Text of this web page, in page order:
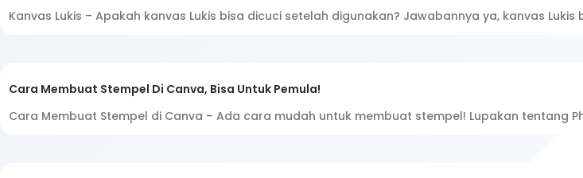
Kanvas Lukis – Apakah kanvas Lukis bisa dicuci setelah digunakan? Jawabannya ya, kanvas
Cara Membuat Stempel Di Canva, Bisa Untuk Pemula!
Cara Membuat Stempel di Canva – Ada cara mudah untuk membuat stempel! Lupakan tentang